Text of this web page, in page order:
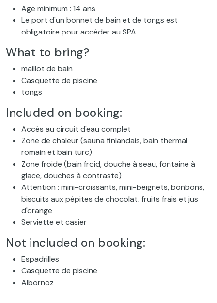
Age minimum : 14 ans
Le port d'un bonnet de bain et de tongs est
obligatoire pour accéder au SPA
What to bring?
maillot de bain
Casquette de piscine
tongs
Included on booking:
Accès au circuit d'eau complet
Zone de chaleur (sauna finlandais, bain thermal
romain et bain turc)
Zone froide (bain froid, douche à seau, fontaine à
glace, douches à contraste)
Attention : mini-croissants, mini-beignets, bonbons,
biscuits aux pépites de chocolat, fruits frais et jus
d'orange
Serviette et casier
Not included on booking:
Espadrilles
Casquette de piscine
Albornoz